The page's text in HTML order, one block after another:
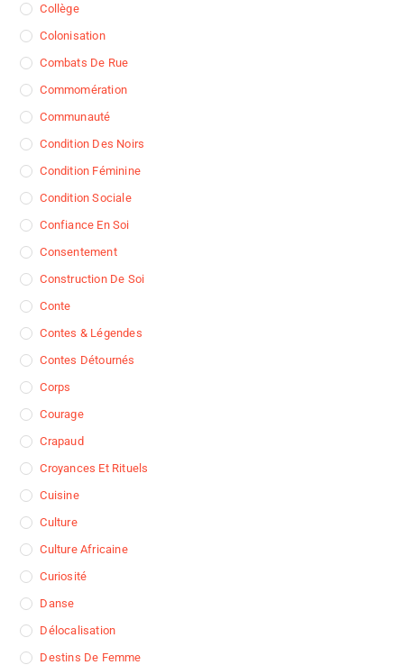
Collège
Colonisation
Combats De Rue
Commomération
Communauté
Condition Des Noirs
Condition Féminine
Condition Sociale
Confiance En Soi
Consentement
Construction De Soi
Conte
Contes & Légendes
Contes Détournés
Corps
Courage
Crapaud
Croyances Et Rituels
Cuisine
Culture
Culture Africaine
Curiosité
Danse
Délocalisation
Destins De Femme